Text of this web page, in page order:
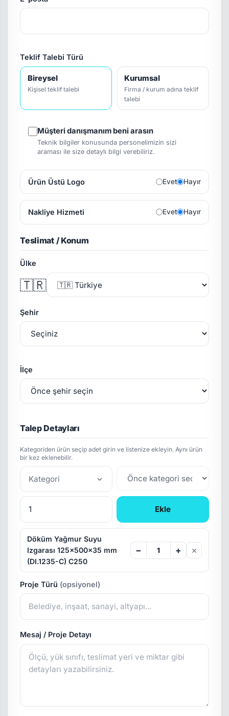
Teklif Talebi Türü
Bireysel
Kişisel teklif talebi
Kurumsal
Firma / kurum adına teklif
talebi
Müşteri danışmanım beni arasın
Teknik bilgiler konusunda personelimizin sizi
araması ile size detaylı bilgi verebiliriz.
Ürün Üstü Logo Evet Hayır
Nakliye Hizmeti Evet Hayır
Teslimat / Konum
Ülke
🇹🇷
Şehir
İlçe
Talep Detayları
Kategoriden ürün seçip adet girin ve listenize ekleyin. Aynı ürün
bir kez eklenebilir.
Kategori
Ekle
Döküm Yağmur Suyu
Izgarası 125x500x35 mm
(DI.1235-C) C250
− + ×
Proje Türü (opsiyonel)
Mesaj / Proje Detayı